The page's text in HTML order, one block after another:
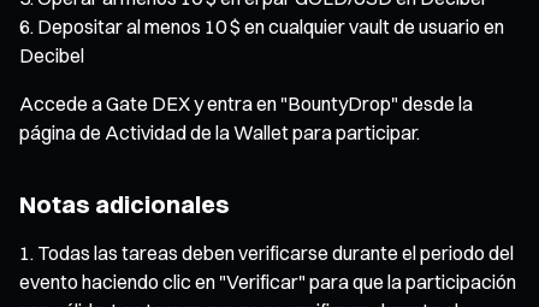
Depositar al menos 10 $ en cualquier vault de usuario en
Decibel
Accede a Gate DEX y entra en "BountyDrop" desde la
página de Actividad de la Wallet para participar.
Notas adicionales
Todas las tareas deben verificarse durante el periodo del
evento haciendo clic en "Verificar" para que la participación